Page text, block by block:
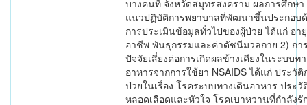
บางคนที จังหวัดสมุทรสงคราม ผลการศึกษ
แนวปฏิบัติการพยาบาลที่พัฒนาขึ้นประกอบ
การประเมินข้อมูลทั่วไปของผู้ป่วย ได้แก่ อา
อาชีพ พันธุกรรมและค่าดัชนีมวลกาย 2) กา
ปัจจัยเสี่ยงต่อการเกิดผลข้างเคียงในระบบท
อาหารจากการใช้ยา NSAIDS ได้แก่ ประวัติ
ป่วยในเรื่อง โรคระบบทางเดินอาหาร ประวั
หลอดเลือดและหัวใจ โรคเบาหวานที่กำลังรั